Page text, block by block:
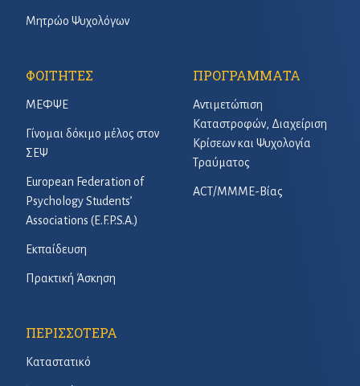
Μητρώο Ψυχολόγων
ΦΟΙΤΗΤΕΣ
ΜΕΦΨΕ
Γίνομαι δόκιμο μέλος στον
ΣΕΨ
European Federation of
Psychology Students’
Associations (E.F.P.S.A.)
Εκπαίδευση
Πρακτική Άσκηση
ΠΡΟΓΡΑΜΜΑΤΑ
Αντιμετώπιση
Καταστροφών, Διαχείριση
Κρίσεων και Ψυχολογία
Τραύματος
ACT/ΜΜΜΕ-Βίας
ΠΕΡΙΣΣΟΤΕΡΑ
Καταστατικό